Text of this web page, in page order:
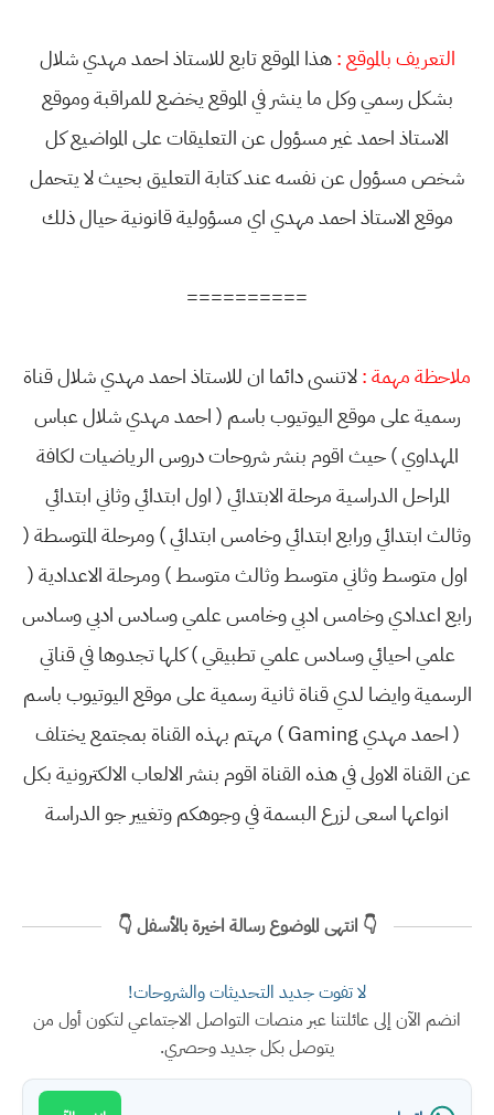
التعريف بالموقع :هذا الموقع تابع للاستاذ احمد مهدي شلال
بشكل رسمي وكل ما ينشر في الموقع يخضع للمراقبة وموقع
الاستاذ احمد غير مسؤول عن التعليقات على المواضيع كل
شخص مسؤول عن نفسه عند كتابة التعليق بحيث لا يتحمل
موقع الاستاذ احمد مهدي اي مسؤولية قانونية حيال ذلك
==========
ملاحظة مهمة :لاتنسى دائما ان للاستاذ احمد مهدي شلال قناة
رسمية على موقع اليوتيوب باسم ( احمد مهدي شلال عباس
المهداوي ) حيث اقوم بنشر شروحات دروس الرياضيات لكافة
المراحل الدراسية مرحلة الابتدائي ( اول ابتدائي وثاني ابتدائي
وثالث ابتدائي ورابع ابتدائي وخامس ابتدائي ) ومرحلة المتوسطة (
اول متوسط وثاني متوسط وثالث متوسط ) ومرحلة الاعدادية (
رابع اعدادي وخامس ادبي وخامس علمي وسادس ادبي وسادس
علمي احيائي وسادس علمي تطبيقي ) كلها تجدوها في قناتي
الرسمية وايضا لدي قناة ثانية رسمية على موقع اليوتيوب باسم
( احمد مهدي Gaming ) مهتم بهذه القناة بمجتمع يختلف
عن القناة الاولى في هذه القناة اقوم بنشر الالعاب الالكترونية بكل
انواعها اسعى لزرع البسمة في وجوهكم وتغيير جو الدراسة
👇 انتهى الموضوع رسالة اخيرة بالأسفل 👇
لا تفوت جديد التحديثات والشروحات!
انضم الآن إلى عائلتنا عبر منصات التواصل الاجتماعي لتكون أول من
يتوصل بكل جديد وحصري.